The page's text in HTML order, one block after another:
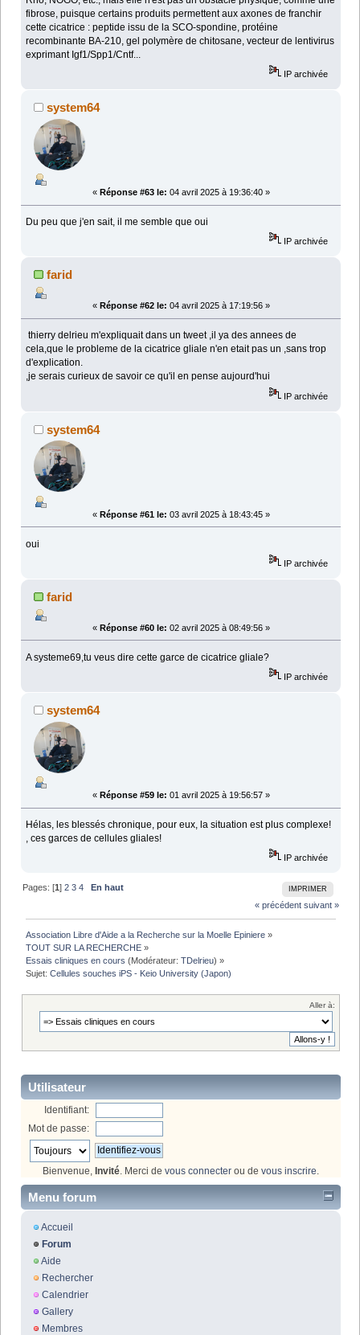
fibrose, puisque certains produits permettent aux axones de franchir
cette cicatrice : peptide issu de la SCO-spondine, protéine
recombinante BA-210, gel polymère de chitosane, vecteur de lentivirus
exprimant Igf1/Spp1/Cntf...
IP archivée
system64
« Réponse #63 le: 04 avril 2025 à 19:36:40 »
Du peu que j'en sait, il me semble que oui
IP archivée
farid
« Réponse #62 le: 04 avril 2025 à 17:19:56 »
thierry delrieu m'expliquait dans un tweet ,il ya des annees de
cela,que le probleme de la cicatrice gliale n'en etait pas un ,sans trop
d'explication.
,je serais curieux de savoir ce qu'il en pense aujourd'hui
IP archivée
system64
« Réponse #61 le: 03 avril 2025 à 18:43:45 »
oui
IP archivée
farid
« Réponse #60 le: 02 avril 2025 à 08:49:56 »
A systeme69,tu veus dire cette garce de cicatrice gliale?
IP archivée
system64
« Réponse #59 le: 01 avril 2025 à 19:56:57 »
Hélas, les blessés chronique, pour eux, la situation est plus complexe!
, ces garces de cellules gliales!
IP archivée
IMPRIMER
Pages: [1]2 3 4
En haut
« précédent suivant »
Association Libre d'Aide a la Recherche sur la Moelle Epiniere »
TOUT SUR LA RECHERCHE »
Essais cliniques en cours (Modérateur:TDelrieu) »
Sujet:Cellules souches iPS - Keio University (Japon)
Aller à:
Utilisateur
Identifiant:
Mot de passe:
Bienvenue, Invité. Merci de vous connecter ou de vous inscrire.
Menu forum
Accueil
Forum
Aide
Rechercher
Calendrier
Gallery
Membres